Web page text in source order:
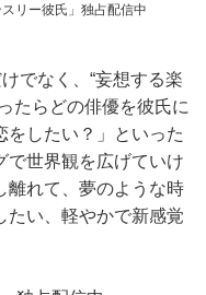
リー彼氏」独占配信中
でなく、“妄想する楽
たらどの俳優を彼氏に
をしたい？」といった
で世界観を広げていけ
離れて、夢のような時
たい、軽やかで新感覚